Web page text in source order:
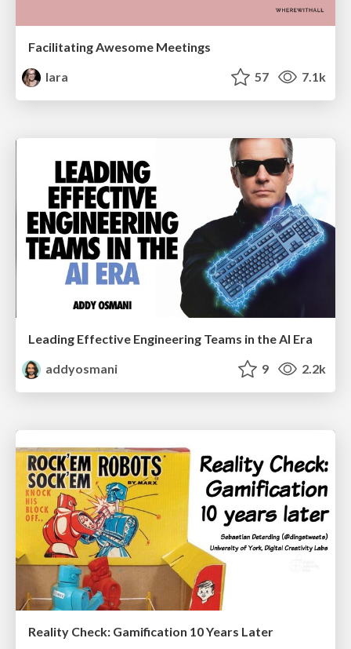
Facilitating Awesome Meetings
lara
57 7.1k
Leading Effective Engineering Teams in the AI Era
addyosmani
9 2.2k
Reality Check: Gamification 10 Years Later